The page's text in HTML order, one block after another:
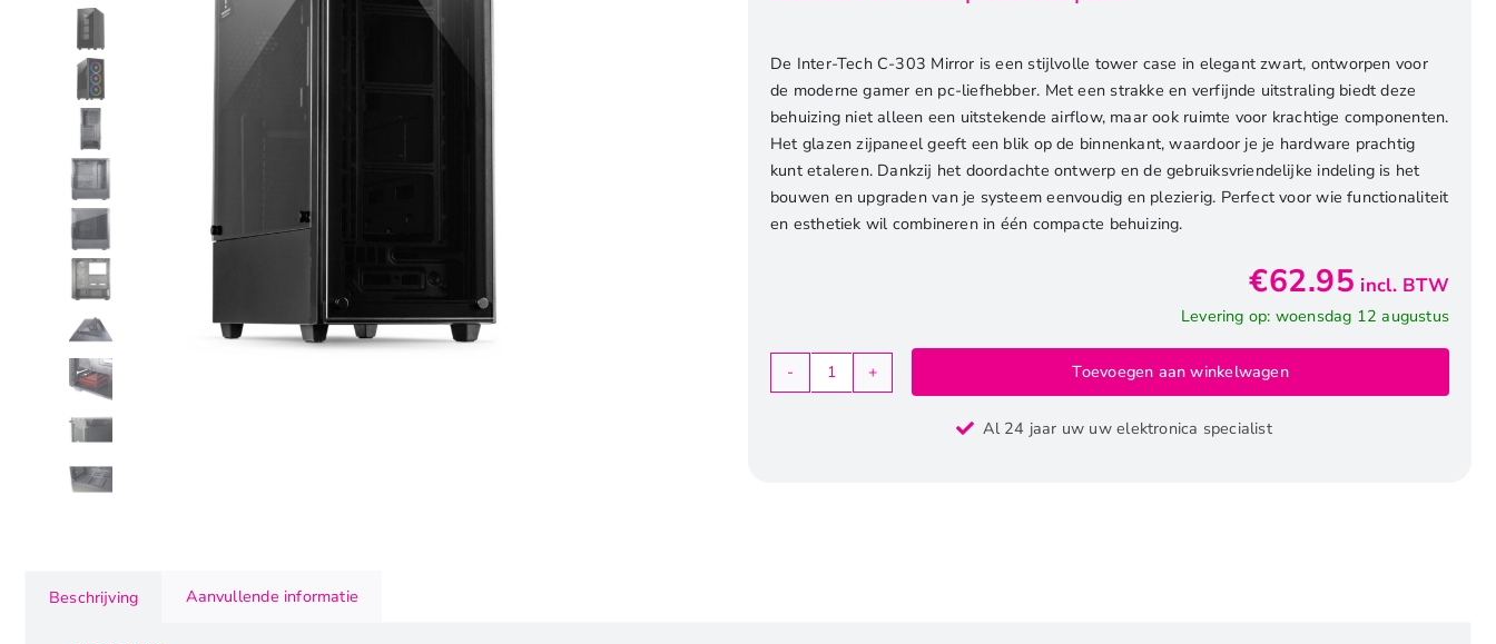
De Inter-Tech C-303 Mirror is een stijlvolle tower case in elegant zwart, ontworpen voor
de moderne gamer en pc-liefhebber. Met een strakke en verfijnde uitstraling biedt deze
behuizing niet alleen een uitstekende airflow, maar ook ruimte voor krachtige componenten.
Het glazen zijpaneel geeft een blik op de binnenkant, waardoor je je hardware prachtig
kunt etaleren. Dankzij het doordachte ontwerp en de gebruiksvriendelijke indeling is het
bouwen en upgraden van je systeem eenvoudig en plezierig. Perfect voor wie functionaliteit
en esthetiek wil combineren in één compacte behuizing.
€62.95 incl. BTW
Levering op: woensdag 12 augustus
Inter-
Toevoegen aan winkelwagen
Al 24 jaar uw uw elektronica specialist
Beschrijving Aanvullende informatie